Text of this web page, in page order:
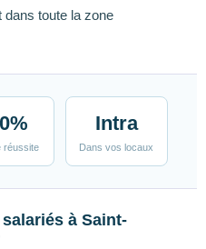
dans toute la zone
réussite
Intra
Dans vos locaux
à Saint-